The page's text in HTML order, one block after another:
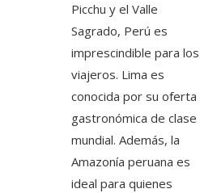
Picchu y el Valle
Sagrado, Perú es
imprescindible para los
viajeros. Lima es
conocida por su oferta
gastronómica de clase
mundial. Además, la
Amazonía peruana es
ideal para quienes